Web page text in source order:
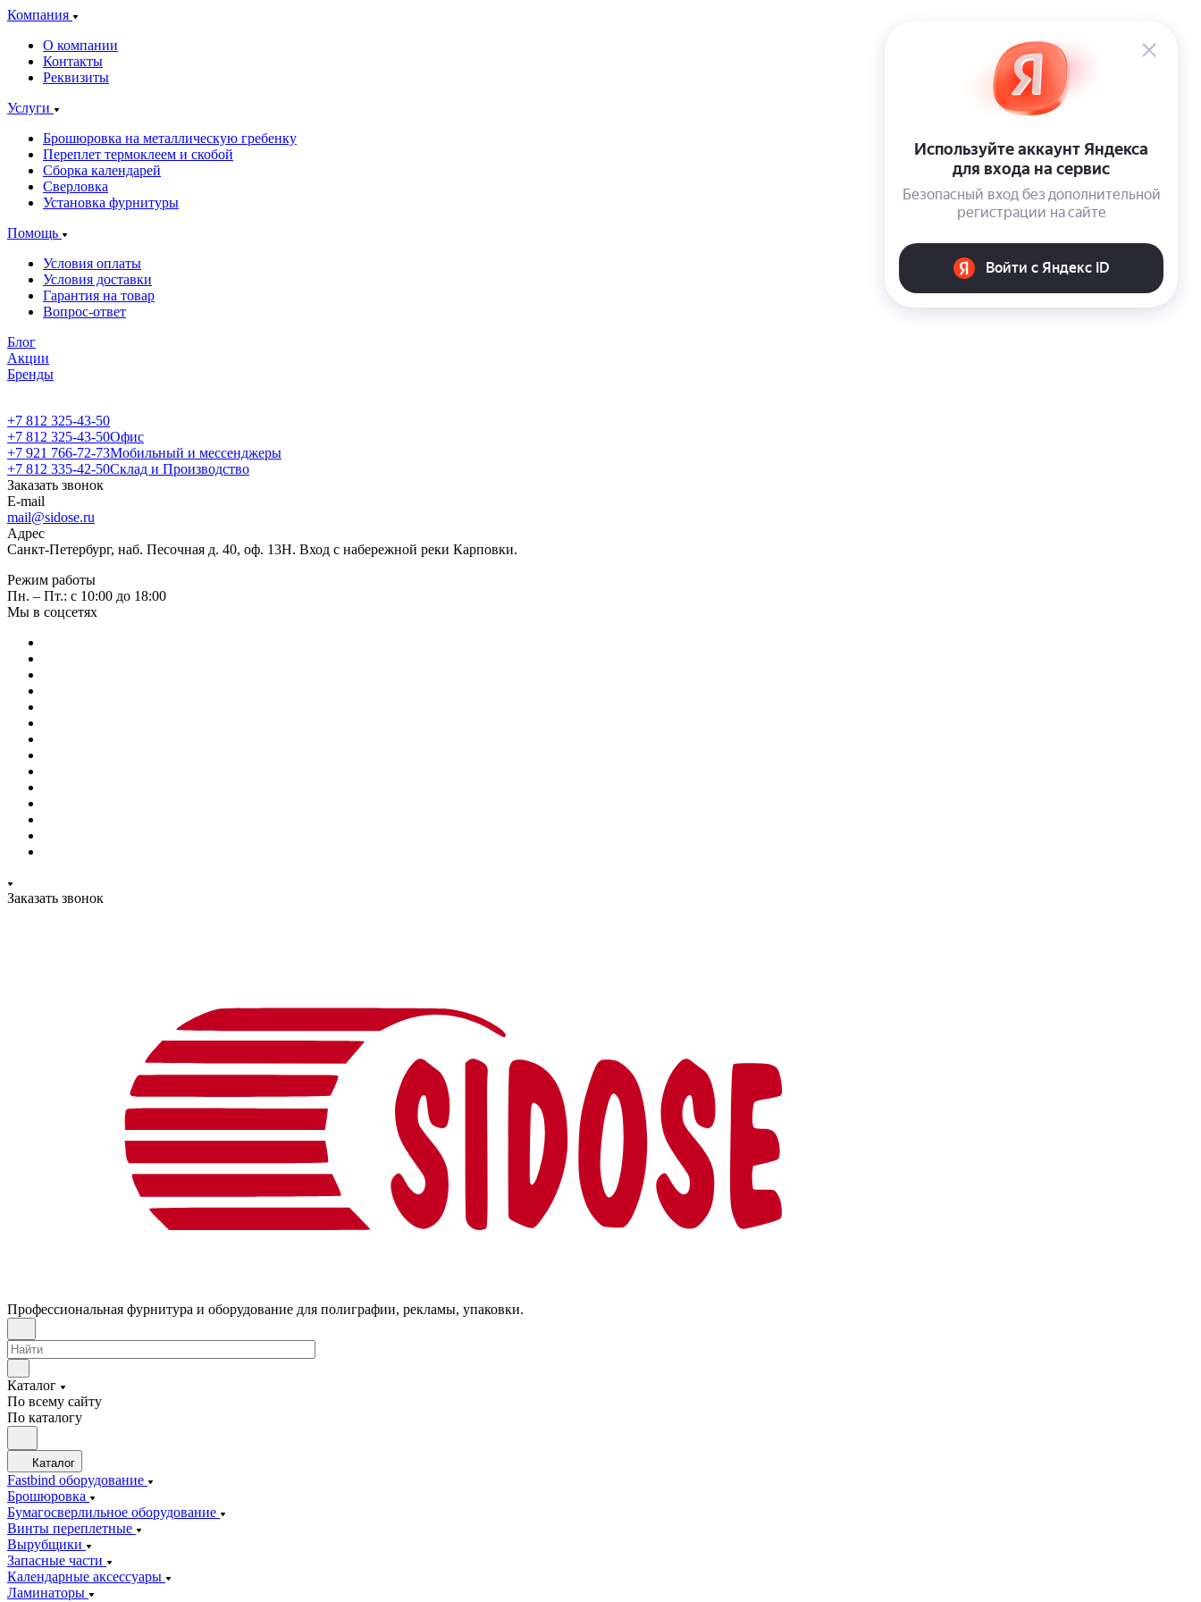
Компания
О компании
Контакты
Реквизиты
Услуги
Брошюровка на металлическую гребенку
Переплет термоклеем и скобой
Сборка календарей
Сверловка
Установка фурнитуры
Помощь
Условия оплаты
Условия доставки
Гарантия на товар
Вопрос-ответ
Блог
Акции
Бренды
+7 812 325-43-50
+7 812 325-43-50Офис
+7 921 766-72-73Мобильный и мессенджеры
+7 812 335-42-50Склад и Производство
Заказать звонок
E-mail
mail@sidose.ru
Адрес
Санкт-Петербург, наб. Песочная д. 40, оф. 13Н. Вход с набережной реки Карповки.
Режим работы
Пн. – Пт.: с 10:00 до 18:00
Мы в соцсетях
Заказать звонок
Профессиональная фурнитура и оборудование для полиграфии, рекламы, упаковки.
Каталог
По всему сайту
По каталогу
Каталог
Fastbind оборудование
Брошюровка
Бумагосверлильное оборудование
Винты переплетные
Вырубщики
Запасные части
Календарные аксессуары
Ламинаторы